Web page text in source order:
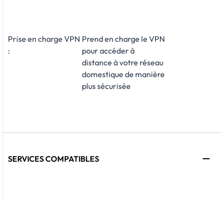
Prise en charge VPN
:
Prend en charge le VPN
pour accéder à
distance à votre réseau
domestique de manière
plus sécurisée
SERVICES COMPATIBLES